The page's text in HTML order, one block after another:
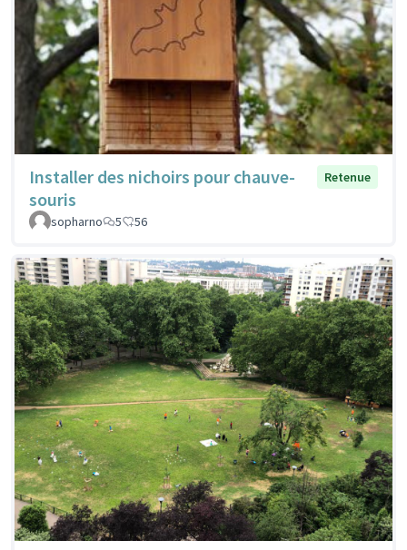
Installer des nichoirs pour chauve-
souris
Retenue
sopharno 5 56